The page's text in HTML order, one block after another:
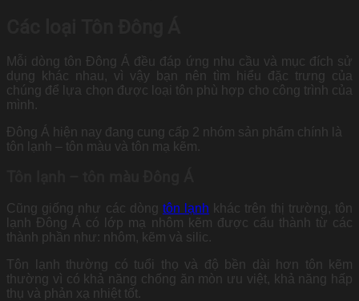
Mỗi dòng tôn Đông Á đều đáp ứng nhu cầu và mục đích sử
dụng khác nhau, vì vậy bạn nên tìm hiểu đặc trưng của
chúng để lựa chọn được loại tôn phù hợp cho công trình của
mình.
Đông Á hiện nay đang cung cấp 2 nhóm sản phẩm chính là
tôn lạnh – tôn màu và tôn mạ kẽm.
Cũng giống như các dòng tôn lạnh khác trên thị trường, tôn
lạnh Đông Á có lớp mạ nhôm kẽm được cấu thành từ các
thành phần như: nhôm, kẽm và silic.
Tôn lạnh thường có tuổi thọ và độ bền dài hơn tôn kẽm
thường vì có khả năng chống ăn mòn ưu việt, khả năng hấp
thụ và phản xạ nhiệt tốt.